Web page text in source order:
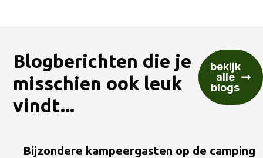
Blogberichten die je
misschien ook leuk
vindt...
bekijk
alle
blogs
Bijzondere kampeergasten op de camping